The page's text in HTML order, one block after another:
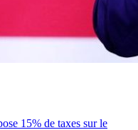
15% de taxes sur le